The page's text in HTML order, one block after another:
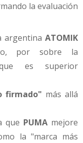
la evaluación
argentina ATOMIK
por sobre la
es superior
firmado" más allá
que PUMA mejore
la "marca más